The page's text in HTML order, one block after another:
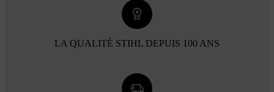
LA QUALITÉ STIHL DEPUIS 100 ANS